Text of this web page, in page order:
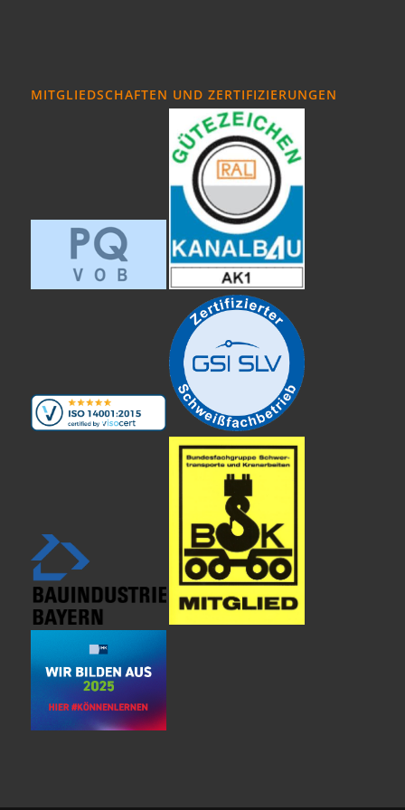
MITGLIEDSCHAFTEN UND ZERTIFIZIERUNGEN